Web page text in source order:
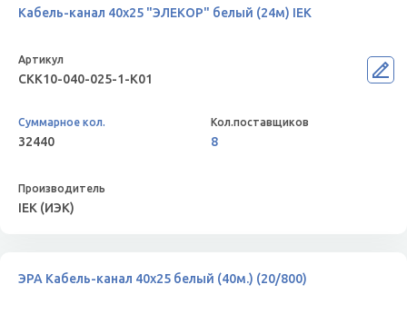
Кабель-канал 40х25 "ЭЛЕКОР" белый (24м) IEK
CKK10-040-025-1-K01
32440 8
IEK (ИЭК)
ЭРА Кабель-канал 40x25 белый (40м.) (20/800)